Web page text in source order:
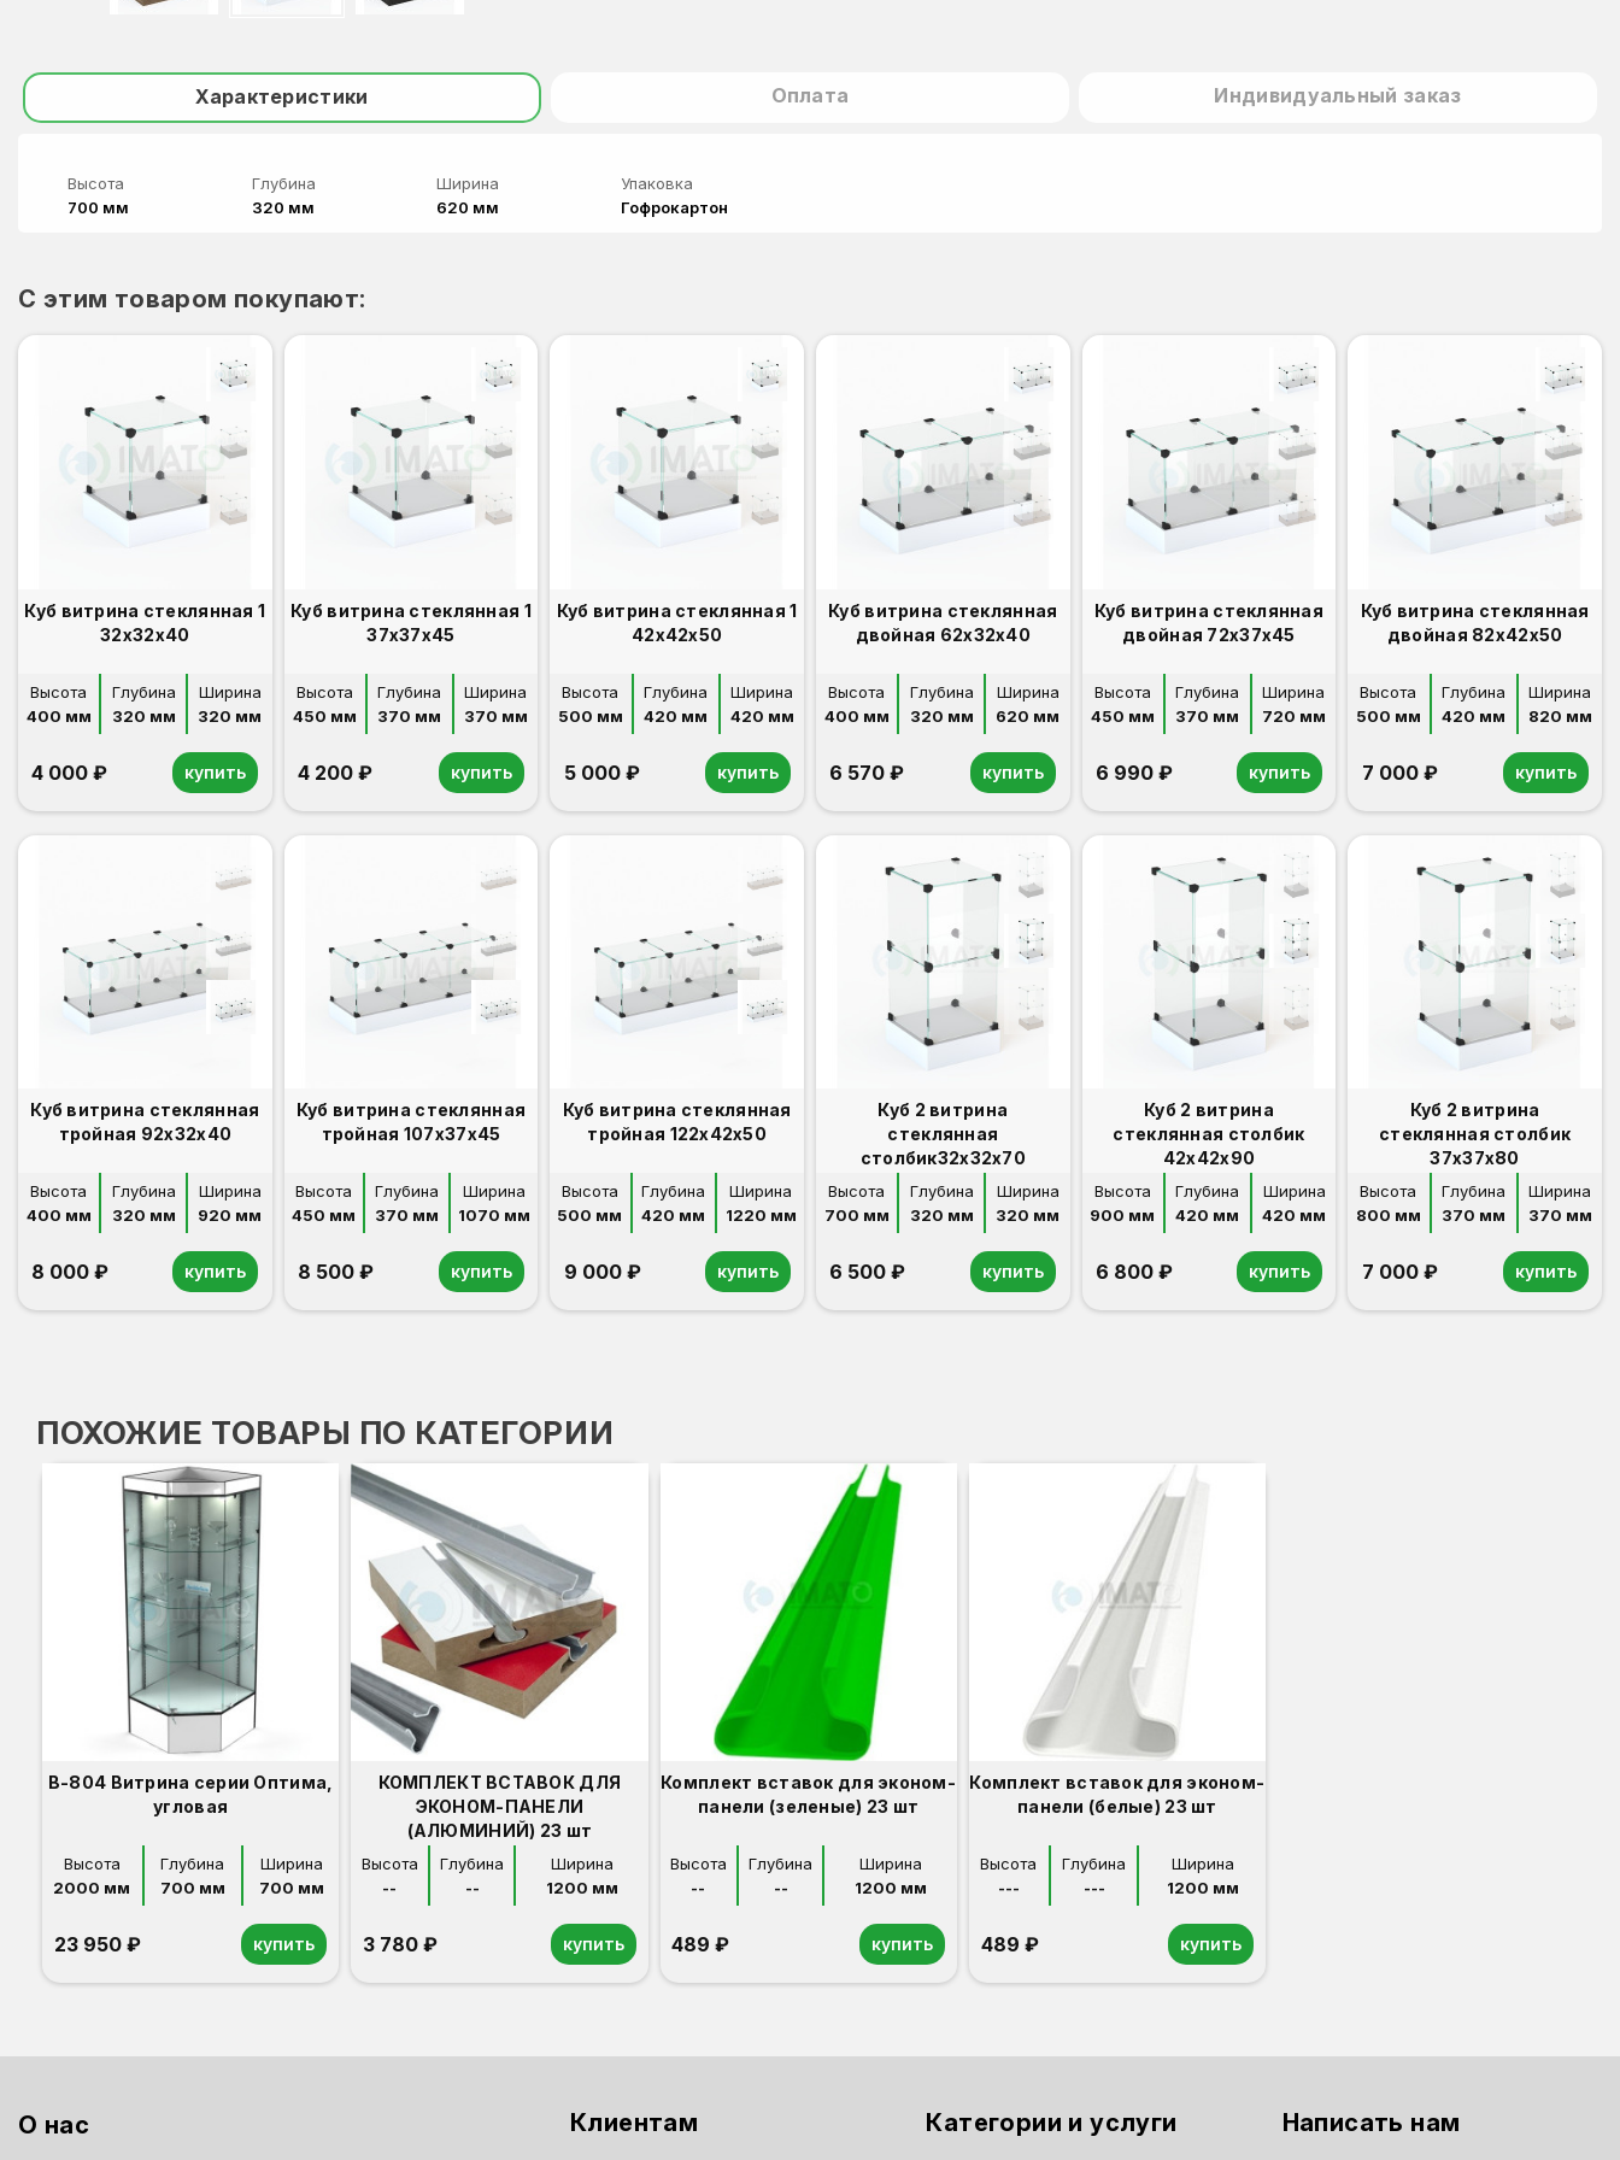
Характеристики Оплата Индивидуальный заказ
Высота
700 мм
Глубина
320 мм
Ширина
620 мм
Упаковка
Гофрокартон
C этим товаром покупают:
Куб витрина стеклянная 1
32х32х40
Высота
400 мм
Глубина
320 мм
Ширина
320 мм
4 000 ₽ купить
Куб витрина стеклянная 1
37х37х45
Высота
450 мм
Глубина
370 мм
Ширина
370 мм
4 200 ₽ купить
Куб витрина стеклянная 1
42х42х50
Высота
500 мм
Глубина
420 мм
Ширина
420 мм
5 000 ₽ купить
Куб витрина стеклянная
двойная 62х32х40
Высота
400 мм
Глубина
320 мм
Ширина
620 мм
6 570 ₽ купить
Куб витрина стеклянная
двойная 72х37х45
Высота
450 мм
Глубина
370 мм
Ширина
720 мм
6 990 ₽ купить
Куб витрина стеклянная
двойная 82х42х50
Высота
500 мм
Глубина
420 мм
Ширина
820 мм
7 000 ₽ купить
Куб витрина стеклянная
тройная 92х32х40
Высота
400 мм
Глубина
320 мм
Ширина
920 мм
8 000 ₽ купить
Куб витрина стеклянная
тройная 107х37х45
Высота
450 мм
Глубина
370 мм
Ширина
1070 мм
8 500 ₽ купить
Куб витрина стеклянная
тройная 122х42х50
Высота
500 мм
Глубина
420 мм
Ширина
1220 мм
9 000 ₽ купить
Куб 2 витрина
стеклянная
столбик32х32х70
Высота
700 мм
Глубина
320 мм
Ширина
320 мм
6 500 ₽ купить
Куб 2 витрина
стеклянная столбик
42х42х90
Высота
900 мм
Глубина
420 мм
Ширина
420 мм
6 800 ₽ купить
Куб 2 витрина
стеклянная столбик
37х37х80
Высота
800 мм
Глубина
370 мм
Ширина
370 мм
7 000 ₽ купить
ПОХОЖИЕ ТОВАРЫ ПО КАТЕГОРИИ
В-804 Витрина серии Оптима,
угловая
Высота
2000 мм
Глубина
700 мм
Ширина
700 мм
23 950 ₽ купить
КОМПЛЕКТ ВСТАВОК ДЛЯ
ЭКОНОМ-ПАНЕЛИ
(АЛЮМИНИЙ) 23 шт
Высота
--
Глубина
--
Ширина
1200 мм
3 780 ₽ купить
Комплект вставок для эконом-
панели (зеленые) 23 шт
Высота
--
Глубина
--
Ширина
1200 мм
489 ₽ купить
Комплект вставок для эконом-
панели (белые) 23 шт
Высота
---
Глубина
---
Ширина
1200 мм
489 ₽ купить
О нас Клиентам Категории и услуги Написать нам